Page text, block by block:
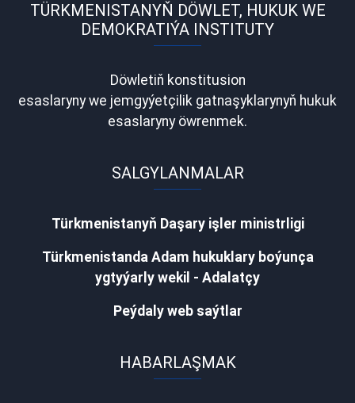
TÜRKMENISTANYŇ DÖWLET, HUKUK WE
DEMOKRATIÝA INSTITUTY
Döwletiň konstitusion
esaslaryny we jemgyýetçilik gatnaşyklarynyň hukuk
esaslaryny öwrenmek.
SALGYLANMALAR
Türkmenistanyň Daşary işler ministrligi
Türkmenistanda Adam hukuklary boýunça
ygtyýarly wekil - Adalatçy
Peýdaly web saýtlar
HABARLAŞMAK